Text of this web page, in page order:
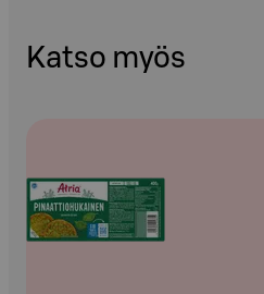
Katso myös